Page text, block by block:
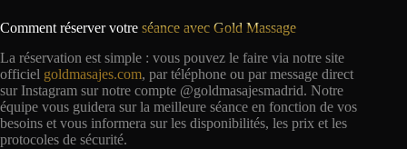
Comment réserver votre séance avec Gold Massage
La réservation est simple : vous pouvez le faire via notre site
officiel goldmasajes.com, par téléphone ou par message direct
sur Instagram sur notre compte @goldmasajesmadrid. Notre
équipe vous guidera sur la meilleure séance en fonction de vos
besoins et vous informera sur les disponibilités, les prix et les
protocoles de sécurité.